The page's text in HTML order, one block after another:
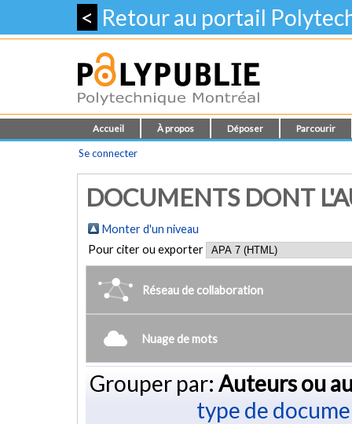
< Retour au portail
Accueil À propos Déposer Parcourir
Se connecter
DOCUMENTS DONT
Monter d'un niveau
Pour citer ou exporter
Réseau de collaboration
Nuage de mots
Grouper par: Auteurs ou
type de